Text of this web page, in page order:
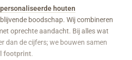
houten
boodschap. Wij combineren
oprechte aandacht. Bij alles wat
dan de cijfers; we bouwen samen
footprint.